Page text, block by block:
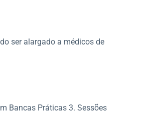
ser alargado a médicos de
Bancas Práticas 3. Sessões